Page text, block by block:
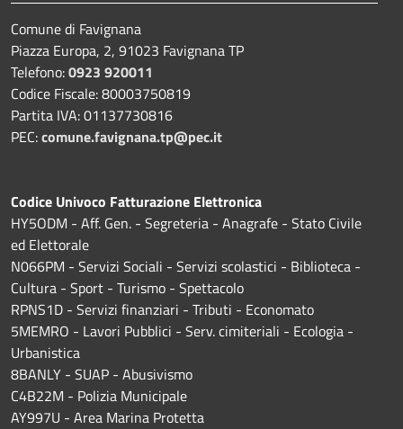
Comune di Favignana
Piazza Europa, 2, 91023 Favignana TP
Telefono:0923 920011
Codice Fiscale: 80003750819
Partita IVA: 01137730816
PEC:comune.favignana.tp@pec.it
Codice Univoco Fatturazione Elettronica
HY5ODM - Aff. Gen. - Segreteria - Anagrafe - Stato Civile
ed Elettorale
N066PM - Servizi Sociali - Servizi scolastici - Biblioteca -
Cultura - Sport - Turismo - Spettacolo
RPNS1D - Servizi finanziari - Tributi - Economato
5MEMRO - Lavori Pubblici - Serv. cimiteriali - Ecologia -
Urbanistica
8BANLY - SUAP - Abusivismo
C4B22M - Polizia Municipale
AY997U - Area Marina Protetta